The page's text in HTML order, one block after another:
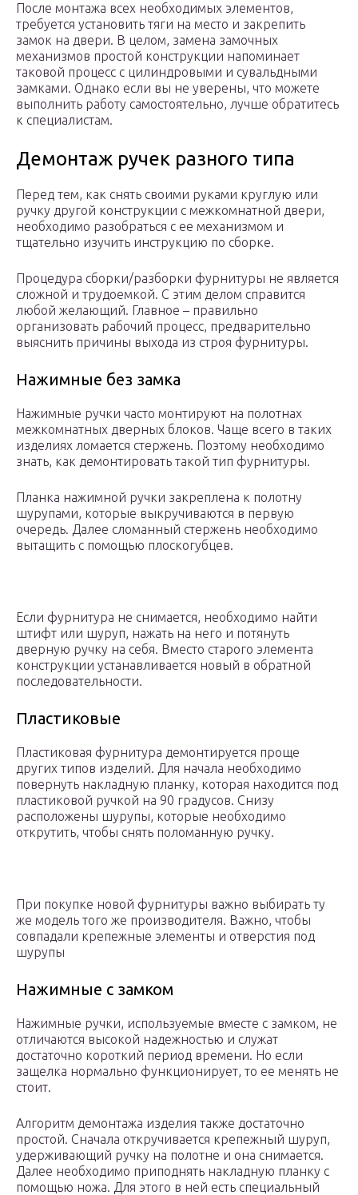
После монтажа всех необходимых элементов,
требуется установить тяги на место и закрепить
замок на двери. В целом, замена замочных
механизмов простой конструкции напоминает
таковой процесс с цилиндровыми и сувальдными
замками. Однако если вы не уверены, что можете
выполнить работу самостоятельно, лучше обратитесь
к специалистам.
Демонтаж ручек разного типа
Перед тем, как снять своими руками круглую или
ручку другой конструкции с межкомнатной двери,
необходимо разобраться с ее механизмом и
тщательно изучить инструкцию по сборке.
Процедура сборки/разборки фурнитуры не является
сложной и трудоемкой. С этим делом справится
любой желающий. Главное – правильно
организовать рабочий процесс, предварительно
выяснить причины выхода из строя фурнитуры.
Нажимные без замка
Нажимные ручки часто монтируют на полотнах
межкомнатных дверных блоков. Чаще всего в таких
изделиях ломается стержень. Поэтому необходимо
знать, как демонтировать такой тип фурнитуры.
Планка нажимной ручки закреплена к полотну
шурупами, которые выкручиваются в первую
очередь. Далее сломанный стержень необходимо
вытащить с помощью плоскогубцев.
Если фурнитура не снимается, необходимо найти
штифт или шуруп, нажать на него и потянуть
дверную ручку на себя. Вместо старого элемента
конструкции устанавливается новый в обратной
последовательности.
Пластиковые
Пластиковая фурнитура демонтируется проще
других типов изделий. Для начала необходимо
повернуть накладную планку, которая находится под
пластиковой ручкой на 90 градусов. Снизу
расположены шурупы, которые необходимо
открутить, чтобы снять поломанную ручку.
При покупке новой фурнитуры важно выбирать ту
же модель того же производителя. Важно, чтобы
совпадали крепежные элементы и отверстия под
шурупы
Нажимные с замком
Нажимные ручки, используемые вместе с замком, не
отличаются высокой надежностью и служат
достаточно короткий период времени. Но если
защелка нормально функционирует, то ее менять не
стоит.
Алгоритм демонтажа изделия также достаточно
простой. Сначала откручивается крепежный шуруп,
удерживающий ручку на полотне и она снимается.
Далее необходимо приподнять накладную планку с
помощью ножа. Для этого в ней есть специальный